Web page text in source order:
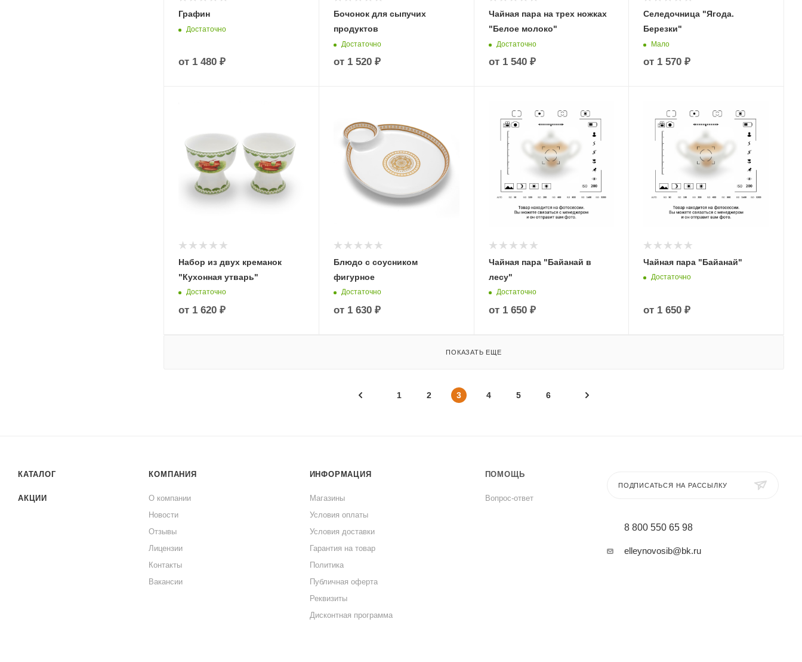
Графин
Достаточно
от 1 480 ₽
Бочонок для сыпучих
продуктов
Достаточно
от 1 520 ₽
Чайная пара на трех ножках
"Белое молоко"
Достаточно
от 1 540 ₽
Селедочница "Ягода.
Березки"
Мало
от 1 570 ₽
Набор из двух креманок
"Кухонная утварь"
Достаточно
от 1 620 ₽
Блюдо с соусником
фигурное
Достаточно
от 1 630 ₽
Чайная пара "Байанай в
лесу"
Достаточно
от 1 650 ₽
Чайная пара "Байанай"
Достаточно
от 1 650 ₽
ПОКАЗАТЬ ЕЩЕ
1 2 3 4 5 6
КАТАЛОГ
АКЦИИ
КОМПАНИЯ
О компании
Новости
Отзывы
Лицензии
Контакты
Вакансии
ИНФОРМАЦИЯ
Магазины
Условия оплаты
Условия доставки
Гарантия на товар
Политика
Публичная оферта
Реквизиты
Дисконтная программа
ПОМОЩЬ
Вопрос-ответ
ПОДПИСАТЬСЯ НА РАССЫЛКУ
8 800 550 65 98
elleynovosib@bk.ru